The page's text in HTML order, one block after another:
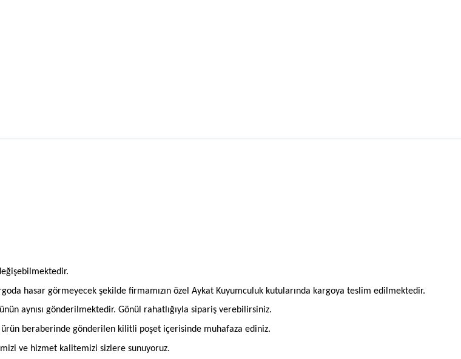
hasar görmeyecek şekilde firmamızın özel Aykat Kuyumculuk kutularında kargoya teslim edilmektedir.
aynısı gönderilmektedir. Gönül rahatlığıyla sipariş verebilirsiniz.
ürün beraberinde gönderilen kilitli poşet içerisinde muhafaza ediniz.
ve hizmet kalitemizi sizlere sunuyoruz.